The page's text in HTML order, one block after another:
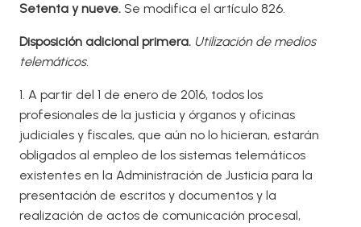
Setenta y nueve. Se modifica el artículo 826.
Disposición adicional primera. Utilización de medios
telemáticos.
1. A partir del 1 de enero de 2016, todos los
profesionales de la justicia y órganos y oficinas
judiciales y fiscales, que aún no lo hicieran, estarán
obligados al empleo de los sistemas telemáticos
existentes en la Administración de Justicia para la
presentación de escritos y documentos y la
realización de actos de comunicación procesal,